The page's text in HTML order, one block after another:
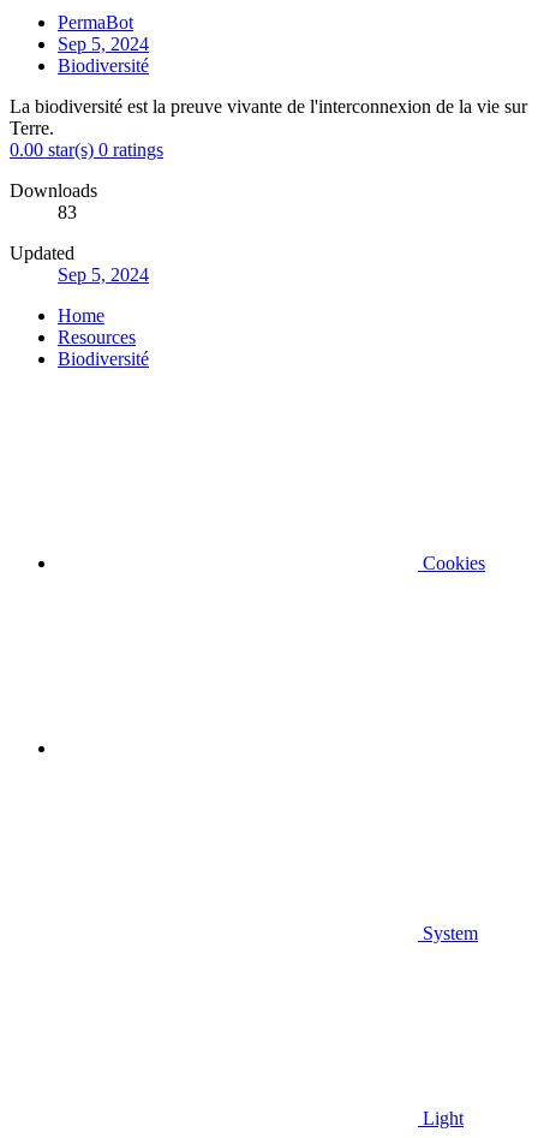
PermaBot
Sep 5, 2024
Biodiversité
La biodiversité est la preuve vivante de l'interconnexion de la vie sur
Terre.
0.00 star(s) 0 ratings
Downloads
83
Updated
Sep 5, 2024
Home
Resources
Biodiversité
Cookies
System
Light